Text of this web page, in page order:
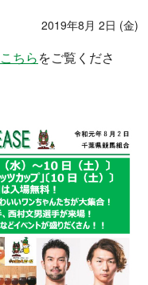
2019年8月 2日 (金)
こちらをご覧くださ